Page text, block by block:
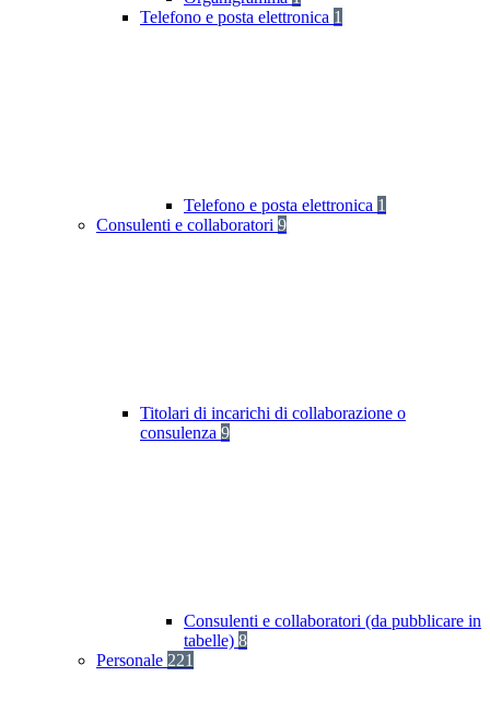
Telefono e posta elettronica 1
Telefono e posta elettronica 1
Consulenti e collaboratori 9
Titolari di incarichi di collaborazione o
consulenza 9
Consulenti e collaboratori (da pubblicare in
tabelle) 8
Personale 221